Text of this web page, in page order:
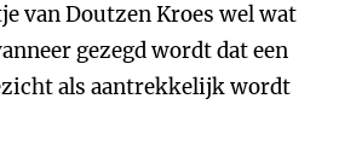
van Doutzen Kroes wel wat
gezegd wordt dat een
als aantrekkelijk wordt